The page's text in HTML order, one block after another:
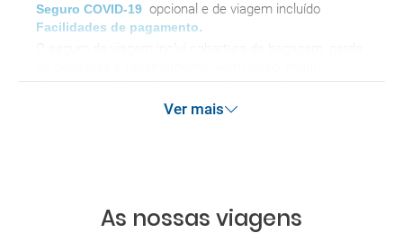
Seguro COVID-19 opcional e de viagem incluído
Facilidades de pagamento.
cancelamento por terrorismo e / ou desastres naturais
Ver mais
As nossas viagens